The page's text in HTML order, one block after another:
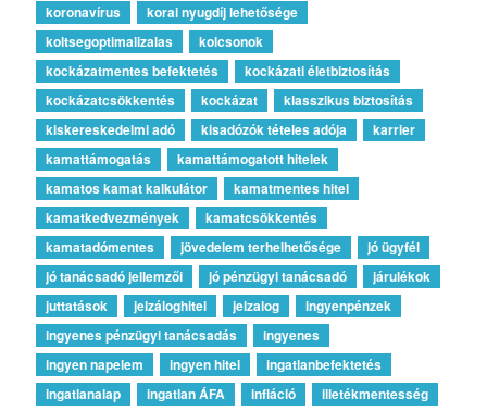
koronavírus
korai nyugdíj lehetősége
koltsegoptimalizalas
kolcsonok
kockázatmentes befektetés
kockázati életbiztosítás
kockázatcsökkentés
kockázat
klasszikus biztosítás
kiskereskedelmi adó
kisadózók tételes adója
karrier
kamattámogatás
kamattámogatott hitelek
kamatos kamat kalkulátor
kamatmentes hitel
kamatkedvezmények
kamatcsökkentés
kamatadómentes
jövedelem terhelhetősége
jó ügyfél
jó tanácsadó jellemzői
jó pénzügyi tanácsadó
járulékok
juttatások
jelzáloghitel jelzalog
ingyenpénzek
ingyenes pénzügyi tanácsadás
ingyenes
ingyen napelem
ingyen hitel
ingatlanbefektetés
ingatlanalap
ingatlan ÁFA infláció
illetékmentesség